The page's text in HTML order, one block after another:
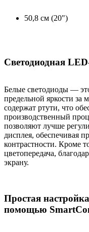
50,8 см (20")
Светодиодная
Белые светодиоды —
предельной яркости за
содержат ртути, что
производственный
позволяют лучше
дисплея, обеспечивая
контрастности. Кроме
цветопередача,
экрану.
Простая
помощью